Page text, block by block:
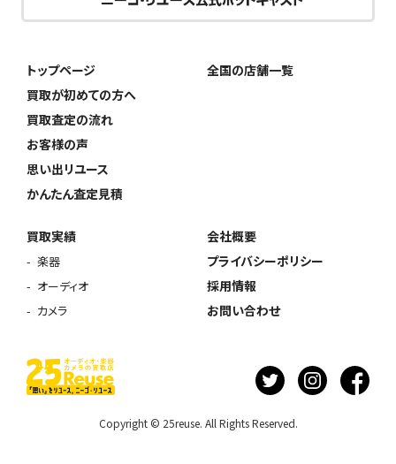
トップページ
買取が初めての方へ
買取査定の流れ
お客様の声
思い出リユース
かんたん査定見積
全国の店舗一覧
買取実績
楽器
オーディオ
カメラ
会社概要
プライバシーポリシー
採用情報
お問い合わせ
Copyright © 25reuse. All Rights Reserved.